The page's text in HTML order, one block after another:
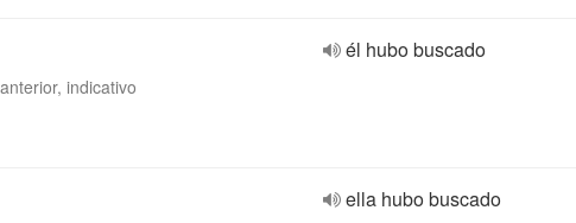
indicativo
él hubo buscado
ella hubo buscado